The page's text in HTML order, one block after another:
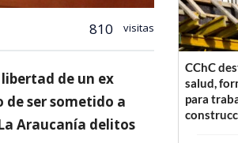
810 visitas
de un ex
de ser sometido a
Araucanía delitos
CChC
salud,
para